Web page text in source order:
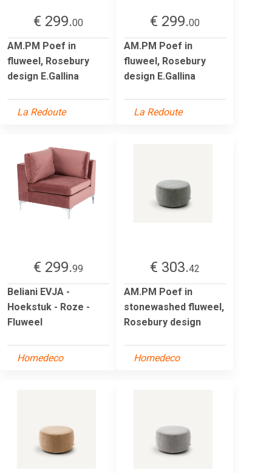
€ 299.00
AM.PM Poef in
fluweel, Rosebury
design E.Gallina
La Redoute
€ 299.00
AM.PM Poef in
fluweel, Rosebury
design E.Gallina
La Redoute
€ 299.99
Beliani EVJA -
Hoekstuk - Roze -
Fluweel
Homedeco
€ 303.42
AM.PM Poef in
stonewashed fluweel,
Rosebury design
Homedeco